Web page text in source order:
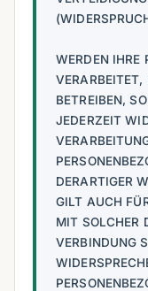
WERDEN IHRE
VERARBEITET,
BETREIBEN,
JEDERZEIT
DERARTIGER
GILT AUCH
MIT SOLCHER
VERBINDUNG